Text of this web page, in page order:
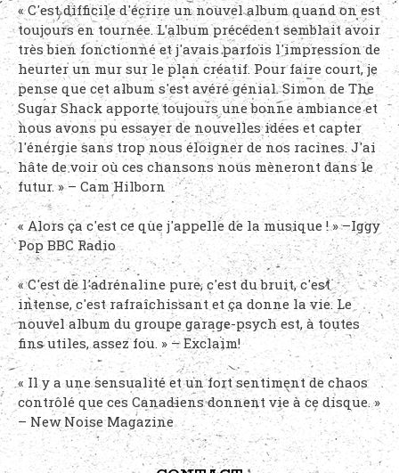
« C'est difficile d'écrire un nouvel album quand on est
toujours en tournée. L'album précédent semblait avoir
très bien fonctionné et j'avais parfois l'impression de
heurter un mur sur le plan créatif. Pour faire court, je
pense que cet album s'est avéré génial. Simon de The
Sugar Shack apporte toujours une bonne ambiance et
nous avons pu essayer de nouvelles idées et capter
l'énergie sans trop nous éloigner de nos racines. J'ai
hâte de voir où ces chansons nous mèneront dans le
futur. » – Cam Hilborn
« Alors ça c'est ce que j'appelle de la musique ! » –Iggy
Pop BBC Radio
« C'est de l'adrénaline pure, c'est du bruit, c'est
intense, c'est rafraîchissant et ça donne la vie. Le
nouvel album du groupe garage-psych est, à toutes
fins utiles, assez fou. » – Exclaim!
« Il y a une sensualité et un fort sentiment de chaos
contrôlé que ces Canadiens donnent vie à ce disque. »
– New Noise Magazine